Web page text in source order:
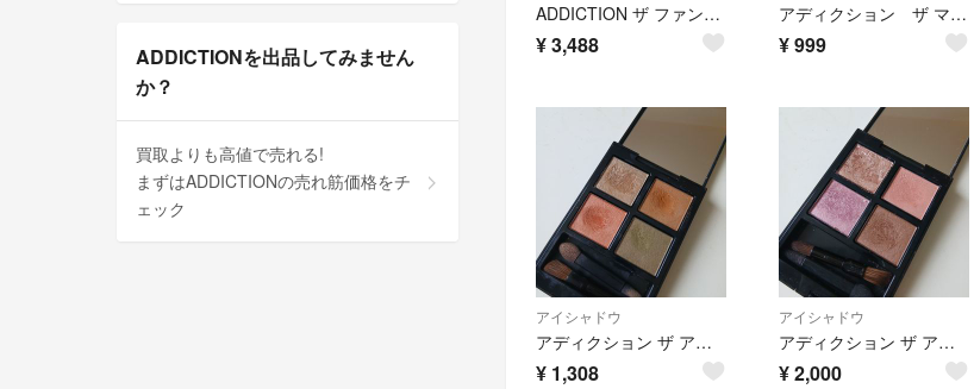
ADDICTION ザ ファンデーション リフトグロウ 006
¥3,488
アディクション ザ マット リップリキッド009
¥999
アイシャドウ
アディクション ザ アイシャドウパレット 009
¥ 1,308
アイシャドウ
アディクション ザ アイシャドウパレット 005
¥2,000
ADDICTIONを出品してみません
か？
買取よりも高値で売れる!
まずはADDICTIONの売れ筋価格をチ
ェック